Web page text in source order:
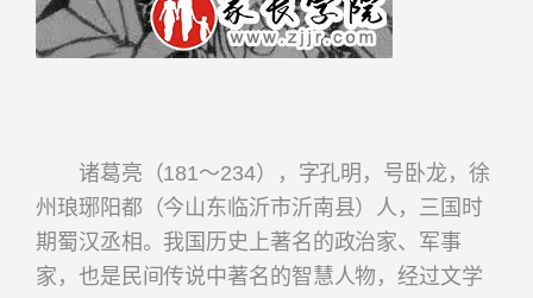
诸葛亮（181～234），字孔明，号卧龙，徐
州琅琊阳都（今山东临沂市沂南县）人，三国时
期蜀汉丞相。我国历史上著名的政治家、军事
家，也是民间传说中著名的智慧人物，经过文学